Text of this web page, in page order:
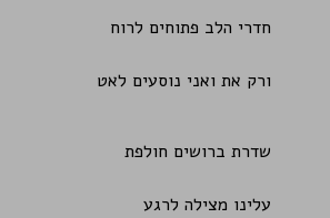
חדרי הלב פתוחים לרוח
ורק את ואני נוסעים לאט
שדרת ברושים חולפת
עלינו מצילה לרגע